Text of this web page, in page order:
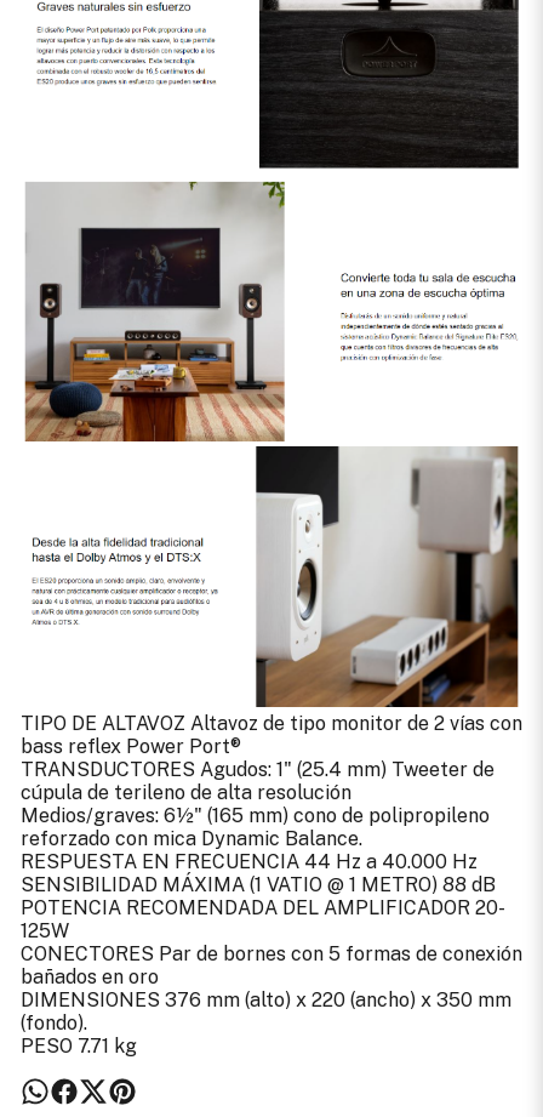
TIPO DE ALTAVOZ Altavoz de tipo monitor de 2 vías con
bass reflex Power Port®
TRANSDUCTORES Agudos: 1" (25.4 mm) Tweeter de
cúpula de terileno de alta resolución
Medios/graves: 6½" (165 mm) cono de polipropileno
reforzado con mica Dynamic Balance.
RESPUESTA EN FRECUENCIA 44 Hz a 40.000 Hz
SENSIBILIDAD MÁXIMA (1 VATIO @ 1 METRO) 88 dB
POTENCIA RECOMENDADA DEL AMPLIFICADOR 20-
125W
CONECTORES Par de bornes con 5 formas de conexión
bañados en oro
DIMENSIONES 376 mm (alto) x 220 (ancho) x 350 mm
(fondo).
PESO 7.71 kg